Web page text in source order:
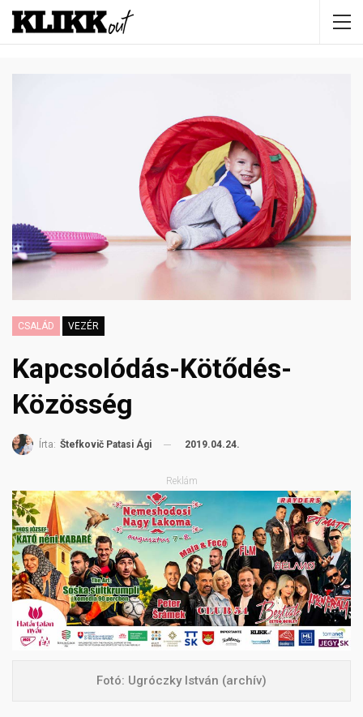
CSALÁD VEZÉR
Kapcsolódás-Kötődés-
Közösség
Írta: Štefkovič Patasi Ági 2019.04.24.
Reklám
Fotó: Ugróczky István (archív)